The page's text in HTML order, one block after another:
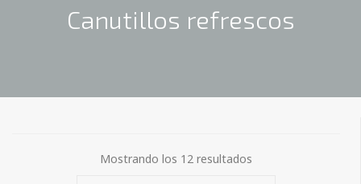
Canutillos refrescos
Mostrando los 12 resultados